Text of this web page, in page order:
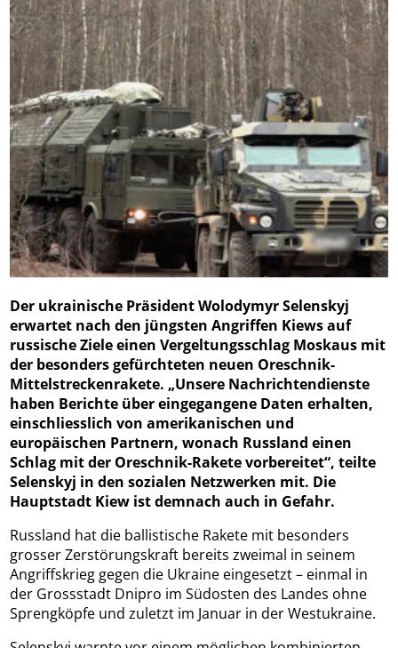
Der ukrainische Präsident Wolodymyr Selenskyj
erwartet nach den jüngsten Angriffen Kiews auf
russische Ziele einen Vergeltungsschlag Moskaus mit
der besonders gefürchteten neuen Oreschnik-
Mittelstreckenrakete. „Unsere Nachrichtendienste
haben Berichte über eingegangene Daten erhalten,
einschliesslich von amerikanischen und
europäischen Partnern, wonach Russland einen
Schlag mit der Oreschnik-Rakete vorbereitet“, teilte
Selenskyj in den sozialen Netzwerken mit. Die
Hauptstadt Kiew ist demnach auch in Gefahr.
Russland hat die ballistische Rakete mit besonders
grosser Zerstörungskraft bereits zweimal in seinem
Angriffskrieg gegen die Ukraine eingesetzt – einmal in
der Grossstadt Dnipro im Südosten des Landes ohne
Sprengköpfe und zuletzt im Januar in der Westukraine.